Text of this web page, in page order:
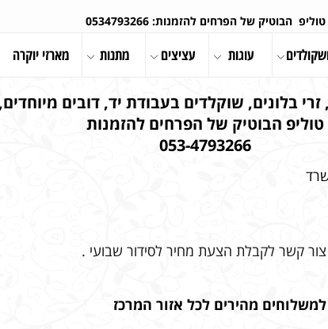
טוליפ הבוטיק של הפרחים להזמנות: 0534793266
עוגות עציצים מתנות מארזי יוקרה
בלונים, שוקלדים בעבודת יד, דובים
טוליפ הבוטיק של הפרחים להזמנות
053-4793266
צור קשר לקבלת הצעת מחיר לסידור שבועי .
למשלוחים מהירים לכל אזור המרכז